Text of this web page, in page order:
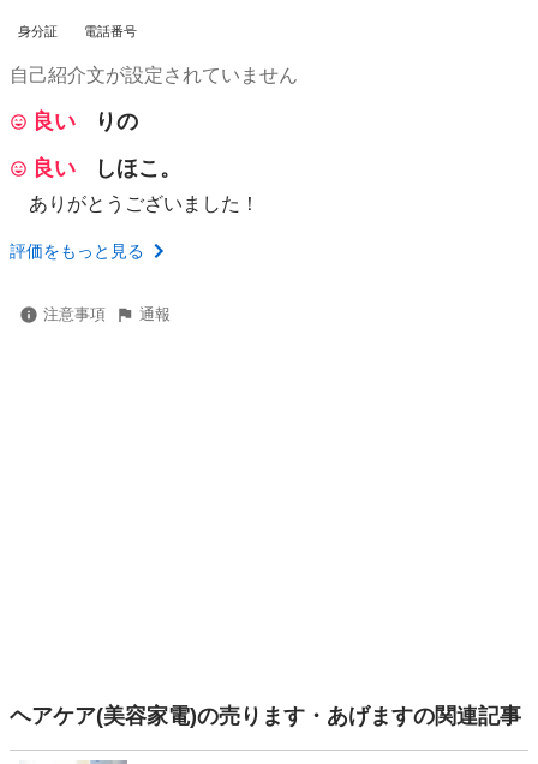
身分証 電話番号
自己紹介文が設定されていません
良い
りの
良い
しほこ。
ありがとうございました！
評価をもっと見る
注意事項 通報
ヘアケア(美容家電)の売ります・あげますの関連記事